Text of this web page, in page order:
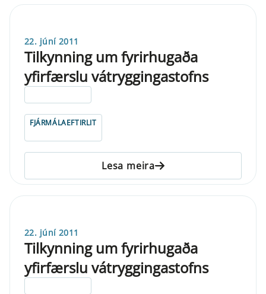
22. júní 2011
Tilkynning um fyrirhugaða
yfirfærslu vátryggingastofns
FJÁRMÁLAEFTIRLIT
Lesa meira
22. júní 2011
Tilkynning um fyrirhugaða
yfirfærslu vátryggingastofns